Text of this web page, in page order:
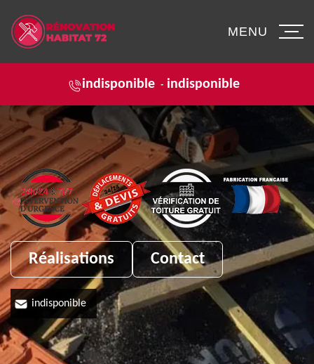
indisponible - indisponible
MENU
Réalisations Contact
indisponible